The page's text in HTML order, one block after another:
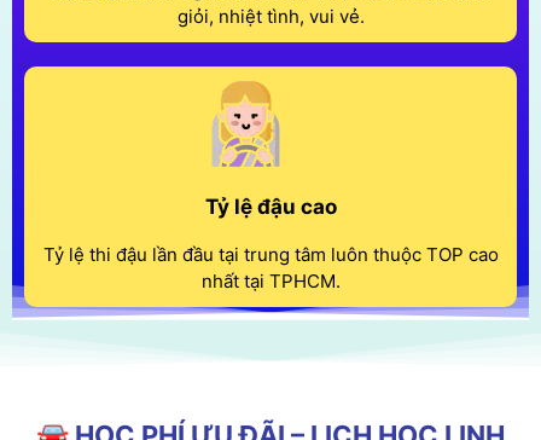
giỏi, nhiệt tình, vui vẻ.
Tỷ lệ đậu cao
Tỷ lệ thi đậu lần đầu tại trung tâm luôn thuộc TOP cao
nhất tại TPHCM.